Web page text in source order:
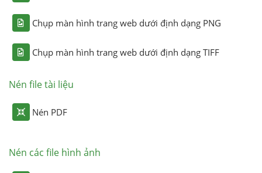
Chụp màn hình trang web dưới định dạng PNG
Chụp màn hình trang web dưới định dạng TIFF
Nén file tài liệu
Nén PDF
Nén các file hình ảnh